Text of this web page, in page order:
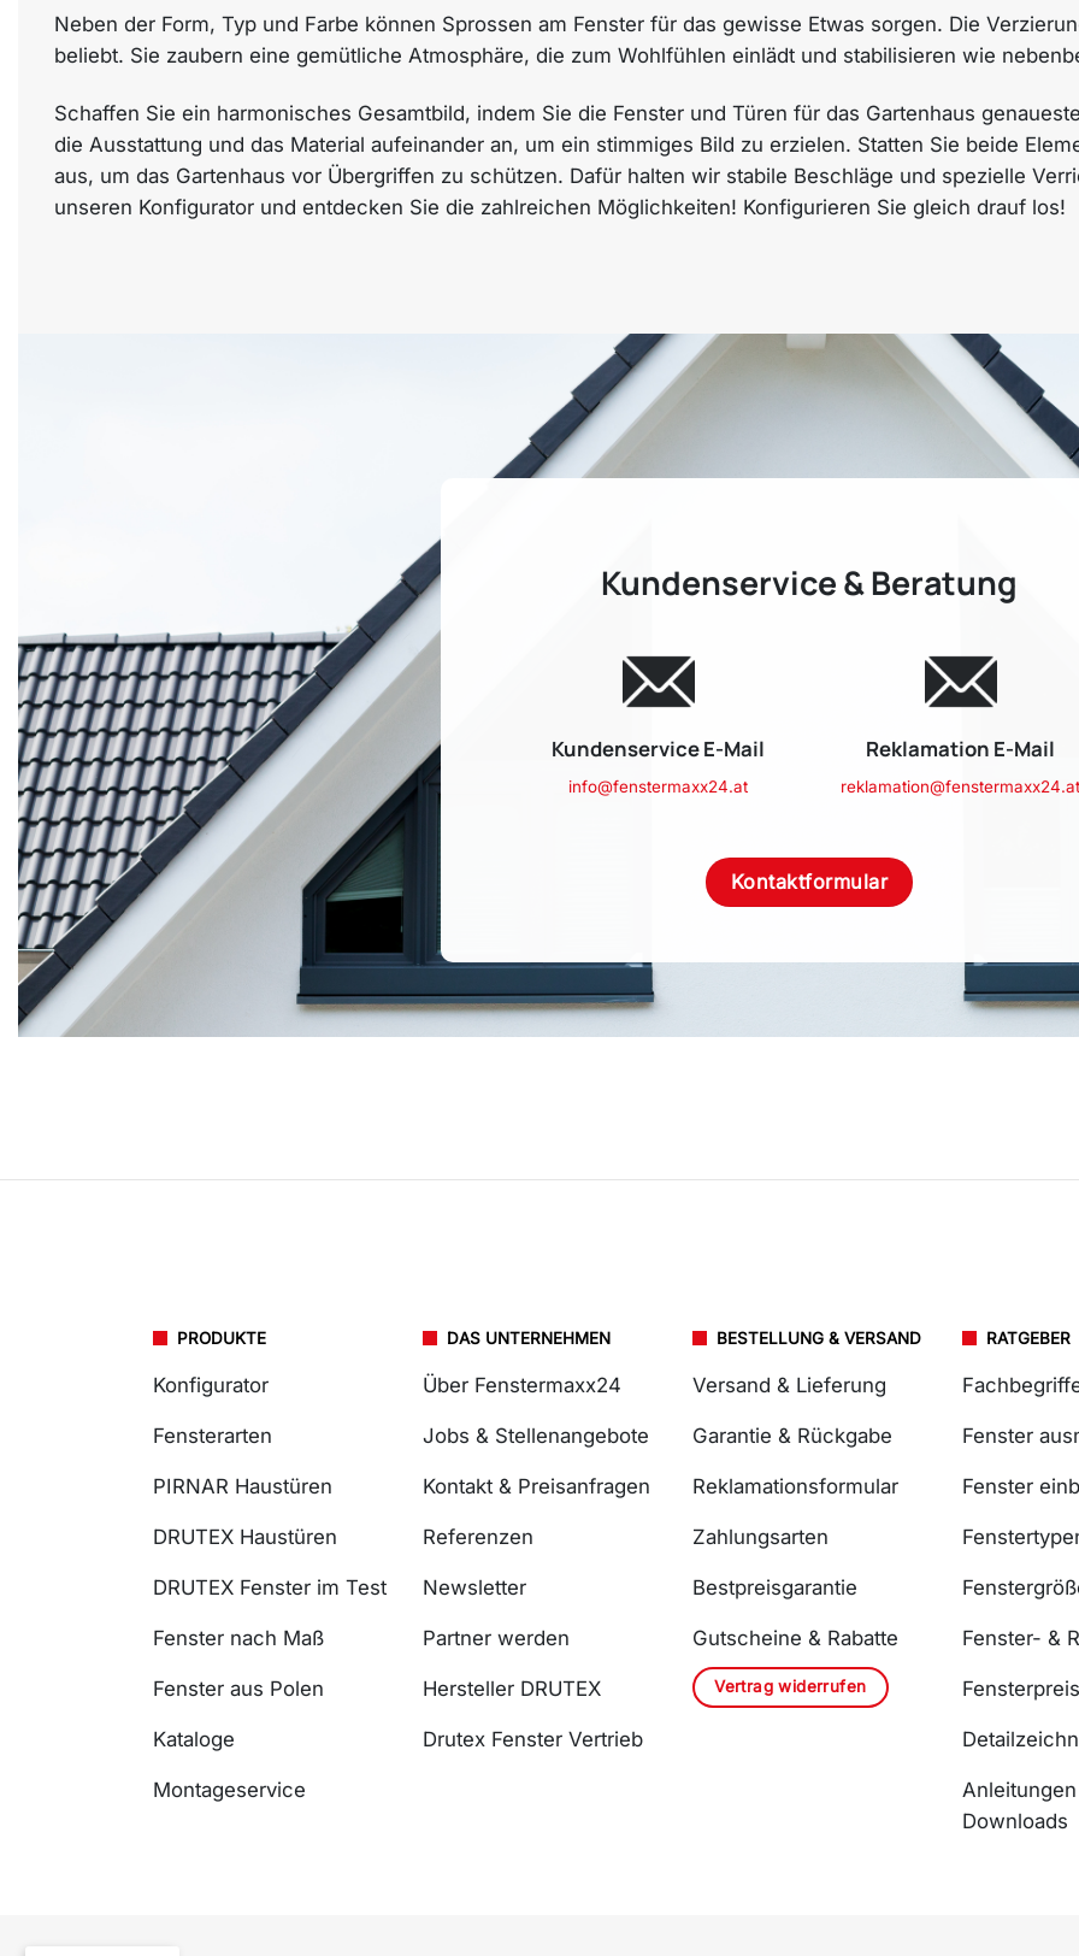
Neben der Form, Typ und Farbe können Sprossen am Fenster für das gewisse Etwas sorgen. Die
beliebt. Sie zaubern eine gemütliche Atmosphäre, die zum Wohlfühlen einlädt und stabilisieren wie
Schaffen Sie ein harmonisches Gesamtbild, indem Sie die Fenster und Türen für das Gartenhaus
die Ausstattung und das Material aufeinander an, um ein stimmiges Bild zu erzielen. Statten Sie beide
aus, um das Gartenhaus vor Übergriffen zu schützen. Dafür halten wir stabile Beschläge und spezielle
unseren Konfigurator und entdecken Sie die zahlreichen Möglichkeiten! Konfigurieren Sie gleich drauf los!
Kundenservice & Beratung
Kundenservice E-Mail
info@fenstermaxx24.at
Reklamation E-Mail
reklamation@fenstermaxx24.at
Kontaktformular
PRODUKTE
Konfigurator
Fensterarten
PIRNAR Haustüren
DRUTEX Haustüren
DRUTEX Fenster im Test
Fenster nach Maß
Fenster aus Polen
Kataloge
Montageservice
DAS UNTERNEHMEN
Über Fenstermaxx24
Jobs & Stellenangebote
Kontakt & Preisanfragen
Referenzen
Newsletter
Partner werden
Hersteller DRUTEX
Drutex Fenster Vertrieb
BESTELLUNG & VERSAND
Versand & Lieferung
Garantie & Rückgabe
Reklamationsformular
Zahlungsarten
Bestpreisgarantie
Gutscheine & Rabatte
Vertrag widerrufen
RATGEBER
Fenster
Fenster
Fenster- &
Downloads